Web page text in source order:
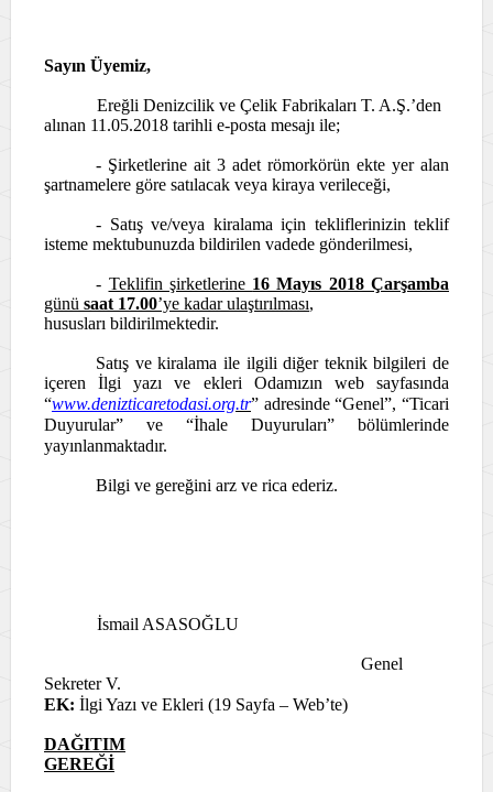
Sayın Üyemiz,
Ereğli Denizcilik ve Çelik Fabrikaları T. A.Ş.’den
alınan 11.05.2018 tarihli e-posta mesajı ile;
- Şirketlerine ait 3 adet römorkörün ekte yer alan
şartnamelere göre satılacak veya kiraya verileceği,
- Satış ve/veya kiralama için tekliflerinizin teklif
isteme mektubunuzda bildirilen vadede gönderilmesi,
- Teklifin şirketlerine 16 Mayıs 2018 Çarşamba
günü saat 17.00’ye kadar ulaştırılması,
hususları bildirilmektedir.
Satış ve kiralama ile ilgili diğer teknik bilgileri de
içeren İlgi yazı ve ekleri Odamızın web sayfasında
“www.denizticaretodasi.org.tr” adresinde “Genel”, “Ticari
Duyurular” ve “İhale Duyuruları” bölümlerinde
yayınlanmaktadır.
Bilgi ve gereğini arz ve rica ederiz.
İsmail ASASOĞLU
Genel
Sekreter V.
EK: İlgi Yazı ve Ekleri (19 Sayfa – Web’te)
DAĞITIM
GEREĞİ